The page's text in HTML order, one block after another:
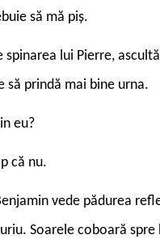
să mă piș.
spinarea lui Pierre,
să prindă mai bine urna.
eu?
că nu.
vede pădurea
Soarele coboară